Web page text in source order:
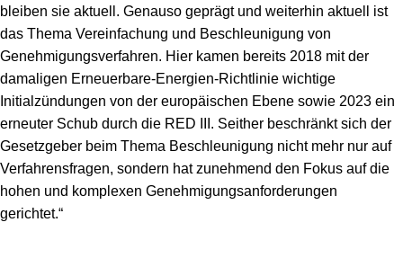
bleiben sie aktuell. Genauso geprägt und weiterhin aktuell ist
das Thema Vereinfachung und Beschleunigung von
Genehmigungsverfahren. Hier kamen bereits 2018 mit der
damaligen Erneuerbare-Energien-Richtlinie wichtige
Initialzündungen von der europäischen Ebene sowie 2023 ein
erneuter Schub durch die RED III. Seither beschränkt sich der
Gesetzgeber beim Thema Beschleunigung nicht mehr nur auf
Verfahrensfragen, sondern hat zunehmend den Fokus auf die
hohen und komplexen Genehmigungsanforderungen
gerichtet.“